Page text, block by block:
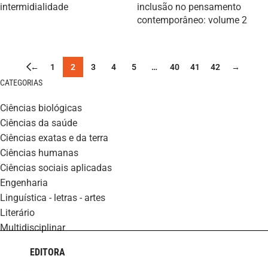
CATEGORIAS
ciências biológicas
ciências da saúde
ciências exatas e da terra
ciências humanas
ciências sociais aplicadas
engenharia
linguística - letras - artes
literário
multidisciplinar
intermidialidade
inclusão no pensamento
contemporâneo: volume 2
← 1 2 3 4 5 … 40 41 42 →
EDITORA